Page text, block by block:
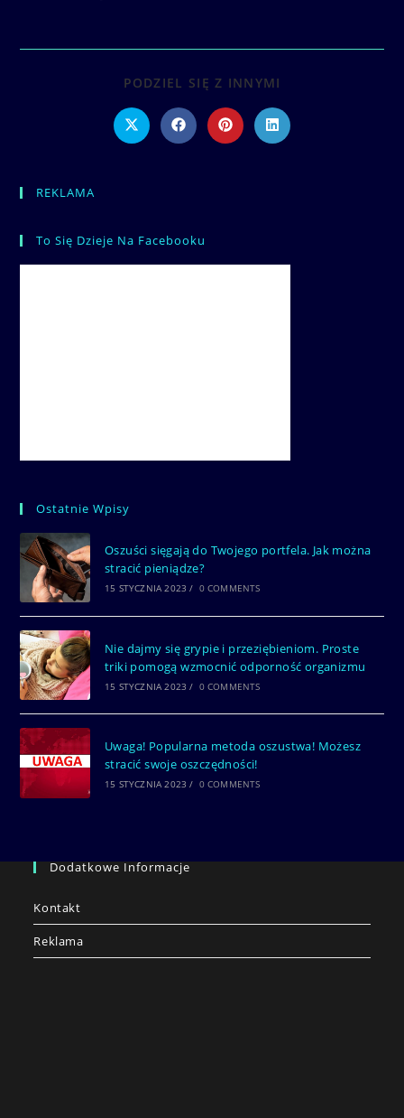
PODZIEL SIĘ Z INNYMI
CONTENT
Opens
in
Opens
in
Opens
in
Opens
in
REKLAMA
To Się Dzieje Na Facebooku
Ostatnie Wpisy
Oszuści sięgają do Twojego portfela. Jak można
stracić pieniądze?
15 STYCZNIA 2023 / 0 COMMENTS
Nie dajmy się grypie i przeziębieniom. Proste
triki pomogą wzmocnić odporność organizmu
15 STYCZNIA 2023 / 0 COMMENTS
Uwaga! Popularna metoda oszustwa! Możesz
stracić swoje oszczędności!
15 STYCZNIA 2023 / 0 COMMENTS
Dodatkowe Informacje
Kontakt
Reklama